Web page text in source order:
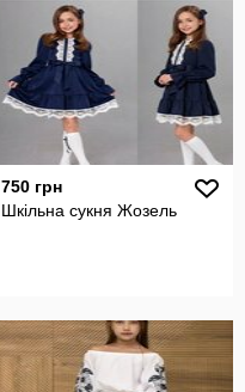
750 грн
Шкільна сукня Жозель